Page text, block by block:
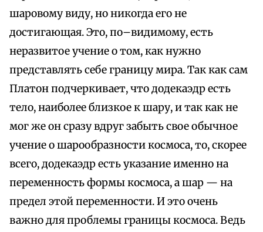
шаровому виду, но никогда его не
достигающая. Это, по–видимому, есть
неразвитое учение о том, как нужно
представлять себе границу мира. Так как сам
Платон подчеркивает, что додекаэдр есть
тело, наиболее близкое к шару, и так как не
мог же он сразу вдруг забыть свое обычное
учение о шарообразности космоса, то, скорее
всего, додекаэдр есть указание именно на
переменность формы космоса, а шар — на
предел этой переменности. И это очень
важно для проблемы границы космоса. Ведь